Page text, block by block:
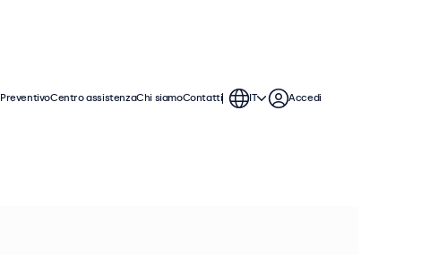
PreventivoCentro assistenzaChi siamoContatti IT Accedi